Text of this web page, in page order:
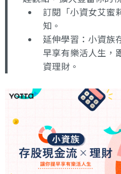
訂閱 「小資女艾蜜
知。
延伸學習： 小資族
早享有樂活人生 ，
資理財。